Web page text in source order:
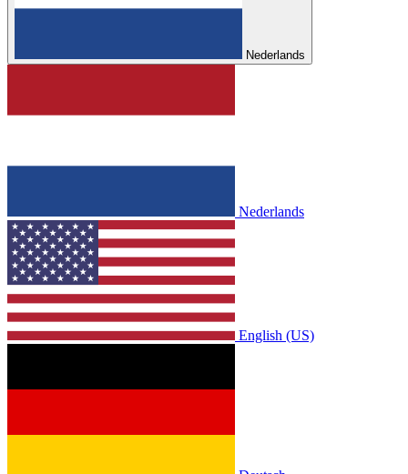
Nederlands
Nederlands
English (US)